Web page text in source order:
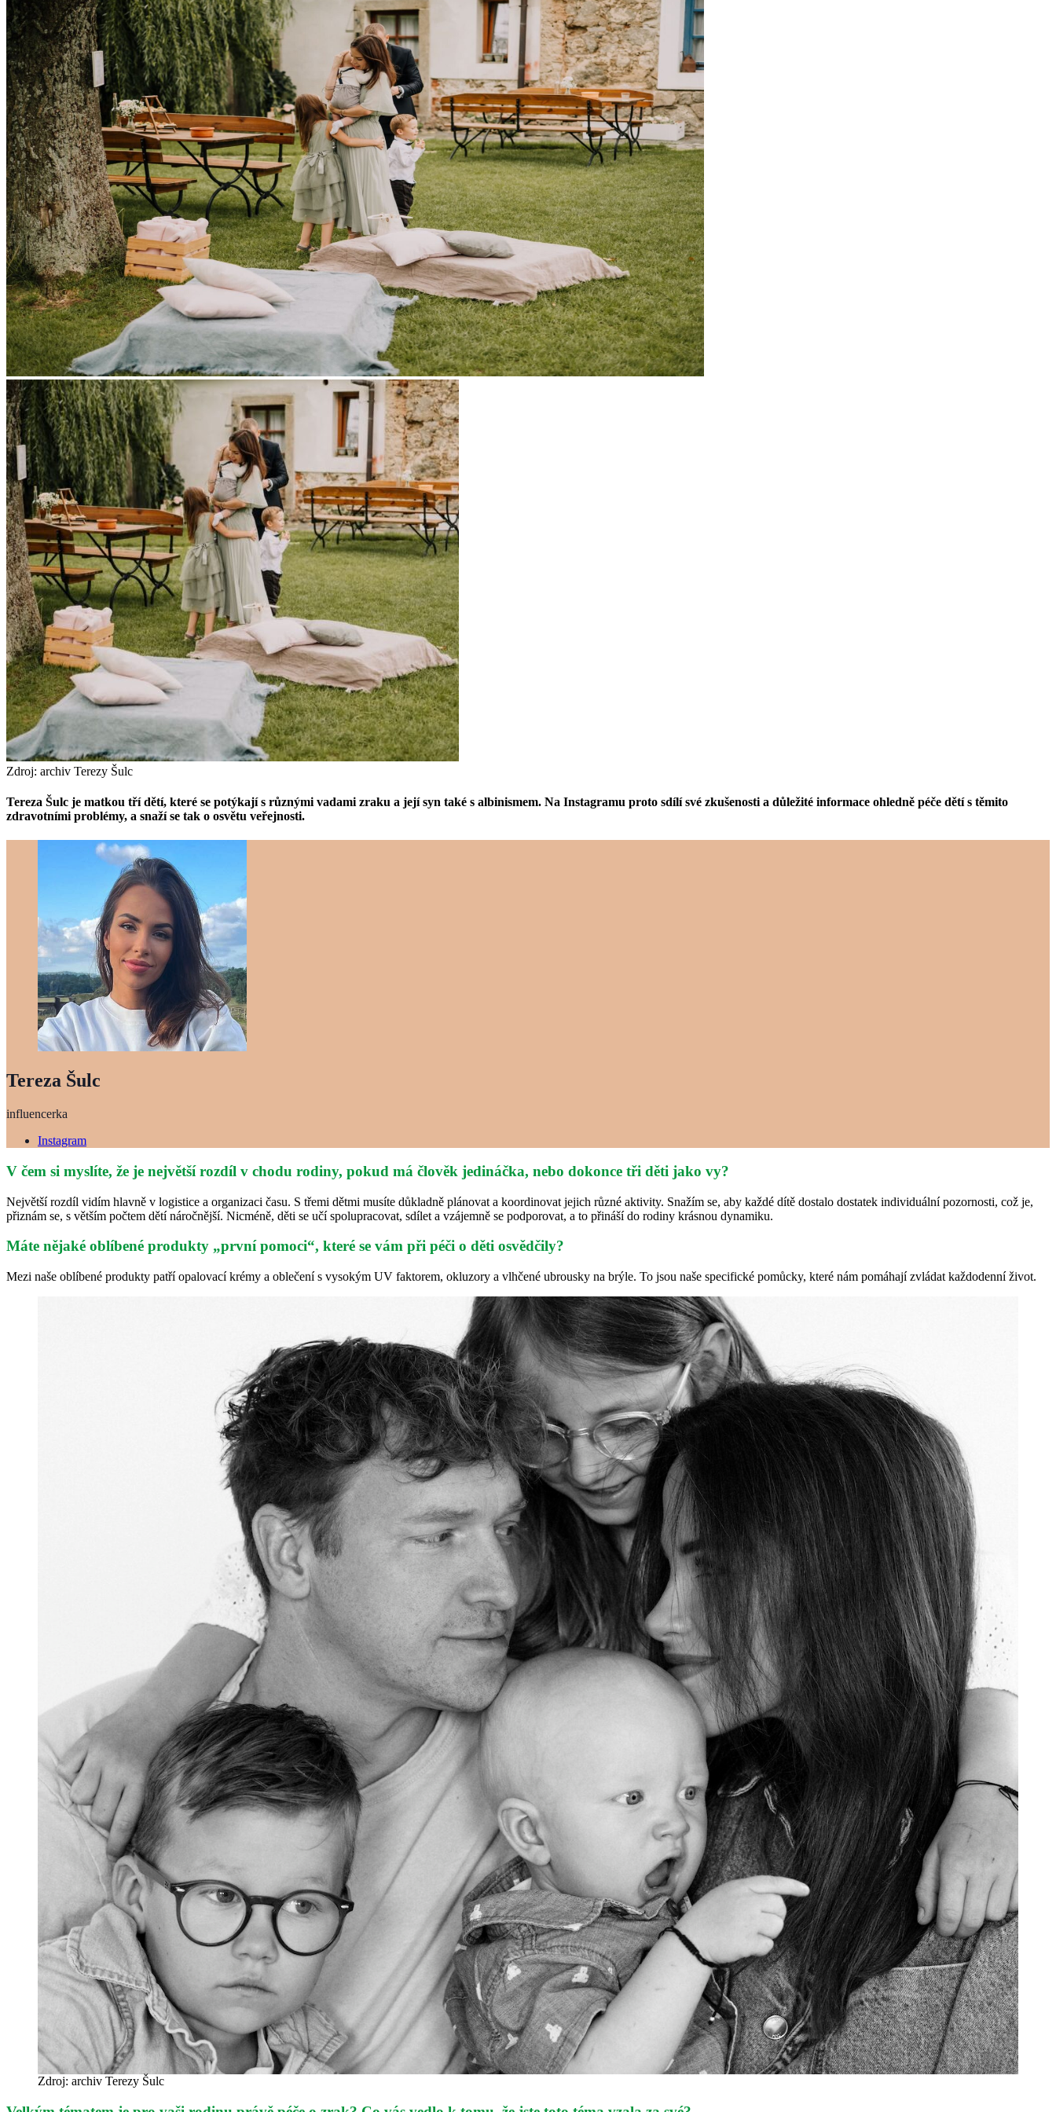
Zdroj: archiv Terezy Šulc
Tereza Šulc je matkou tří dětí, které se potýkají s různými vadami zraku a její syn také s albinismem. Na Instagramu proto sdílí své zkušenosti a důležité informace ohledně péče dětí s těmito
zdravotními problémy, a snaží se tak o osvětu veřejnosti.
Tereza Šulc
influencerka
Instagram
V čem si myslíte, že je největší rozdíl v chodu rodiny, pokud má člověk jedináčka, nebo dokonce tři děti jako vy?
Největší rozdíl vidím hlavně v logistice a organizaci času. S třemi dětmi musíte důkladně plánovat a koordinovat jejich různé aktivity. Snažím se, aby každé dítě dostalo dostatek individuální pozornosti, což je,
přiznám se, s větším počtem dětí náročnější. Nicméně, děti se učí spolupracovat, sdílet a vzájemně se podporovat, a to přináší do rodiny krásnou dynamiku.
Máte nějaké oblíbené produkty „první pomoci“, které se vám při péči o děti osvědčily?
Mezi naše oblíbené produkty patří opalovací krémy a oblečení s vysokým UV faktorem, okluzory a vlhčené ubrousky na brýle. To jsou naše specifické pomůcky, které nám pomáhají zvládat každodenní život.
Zdroj: archiv Terezy Šulc